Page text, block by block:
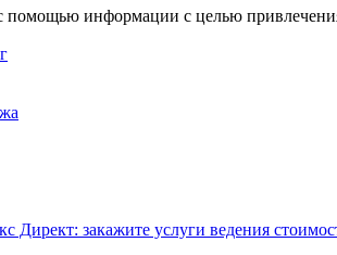
помощью информации с целью
Директ: закажите услуги ведения